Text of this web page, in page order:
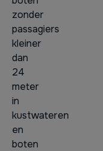
zonder
passagiers
kleiner
dan
24
meter
in
kustwateren
en
boten